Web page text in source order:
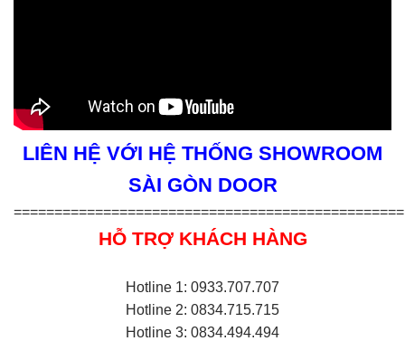
LIÊN HỆ VỚI HỆ THỐNG SHOWROOM
SÀI GÒN DOOR
================================================
HỖ TRỢ KHÁCH HÀNG
Hotline 1: 0933.707.707
Hotline 2: 0834.715.715
Hotline 3: 0834.494.494